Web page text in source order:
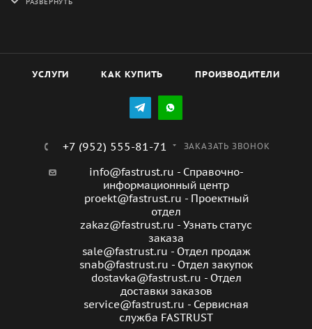
моделей HW), капиллярный термостат TI (только для
УСЛУГИ КАК КУПИТЬ ПРОИЗВОДИТЕЛИ
+7 (952) 555-81-71 ЗАКАЗАТЬ ЗВОНОК
info@fastrust.ru - Справочно-
информационный центр
proekt@fastrust.ru - Проектный
отдел
zakaz@fastrust.ru - Узнать статус
заказа
sale@fastrust.ru - Отдел продаж
snab@fastrust.ru - Отдел закупок
dostavka@fastrust.ru - Отдел
доставки заказов
service@fastrust.ru - Сервисная
служба FASTRUST